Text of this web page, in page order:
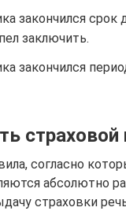
закончился
заключить.
закончился
согласно
абсолютно
страховки